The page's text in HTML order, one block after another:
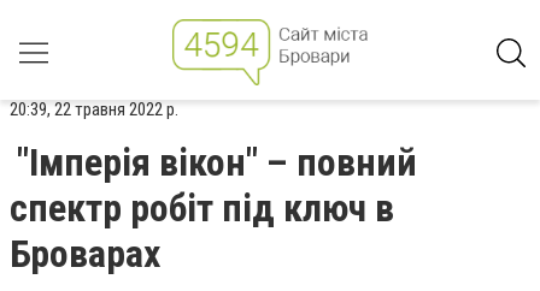
20:39, 22 травня 2022 р.
"Імперія вікон" – повний
спектр робіт під ключ в
Броварах